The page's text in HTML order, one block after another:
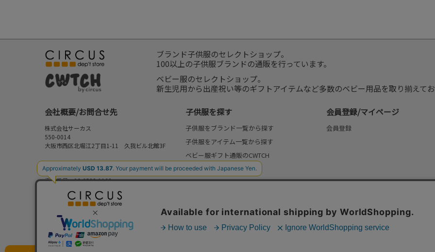
ブランド子供服のセレクトショップ。
100以上の子供服ブランドの通販を行っています。
ベビー服のセレクトショップ。
新生児用から出産祝い等のギフトアイテムなど多数のベビー用品を取り揃えてお
会社概要/お問合せ先
株式会社サーカス
550-0014
大阪市西区北堀江2丁目1-11 久我ビル北館3F
お問合せ先
⇒FAQ/お問合せフォーム
電話番号：06-6538-1163
営業時間：10:00-17:00
定休日：日曜・祝日
子供服を探す
子供服をブランド一覧から探す
子供服をアイテム一覧から探す
ベビー服ギフト通販のCWTCH
新作
再入荷
セール
my focus(よみもの)
会員登録/マイページ
会員登録